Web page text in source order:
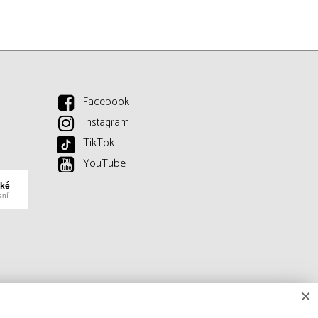
Facebook
Instagram
TikTok
YouTube
×